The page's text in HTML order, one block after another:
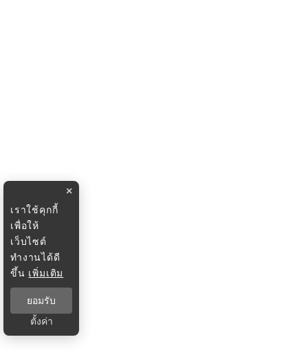
×
เราใช้คุกกี้
เพื่อให้
เว็บไซต์
ทำงานได้ดี
ขึ้น เพิ่มเติม
ยอมรับ
ตั้งค่า